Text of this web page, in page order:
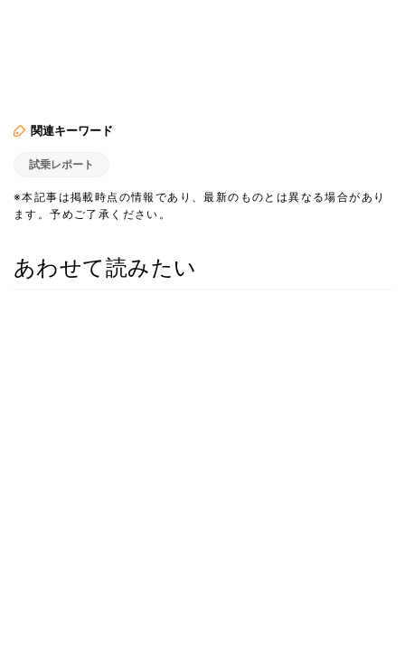
関連キーワード
試乗レポート
※本記事は掲載時点の情報であり、最新のものとは異なる場合があり
ます。予めご了承ください。
あわせて読みたい